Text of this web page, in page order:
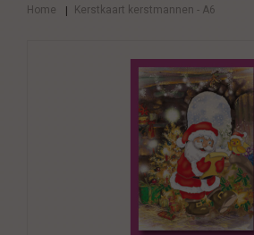
Home | Kerstkaart kerstmannen - A6